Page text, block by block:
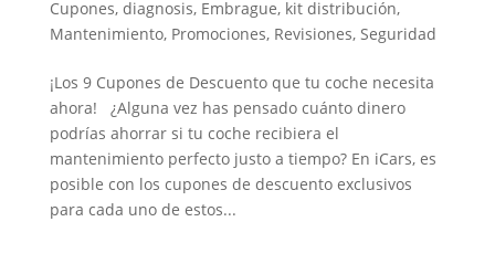
Cupones, diagnosis, Embrague, kit distribución,
Mantenimiento, Promociones, Revisiones, Seguridad
¡Los 9 Cupones de Descuento que tu coche necesita
ahora! ¿Alguna vez has pensado cuánto dinero
podrías ahorrar si tu coche recibiera el
mantenimiento perfecto justo a tiempo? En iCars, es
posible con los cupones de descuento exclusivos
para cada uno de estos...